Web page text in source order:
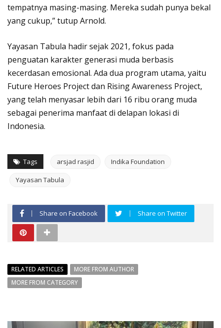
tempatnya masing-masing. Mereka sudah punya bekal
yang cukup,” tutup Arnold.
Yayasan Tabula hadir sejak 2021, fokus pada
penguatan karakter generasi muda berbasis
kecerdasan emosional. Ada dua program utama, yaitu
Future Heroes Project dan Rising Awareness Project,
yang telah menyasar lebih dari 16 ribu orang muda
sebagai penerima manfaat di delapan lokasi di
Indonesia.
Tags arsjad rasjid Indika Foundation
Yayasan Tabula
Share on Facebook Share on Twitter
RELATED ARTICLES
MORE FROM AUTHOR
MORE FROM CATEGORY